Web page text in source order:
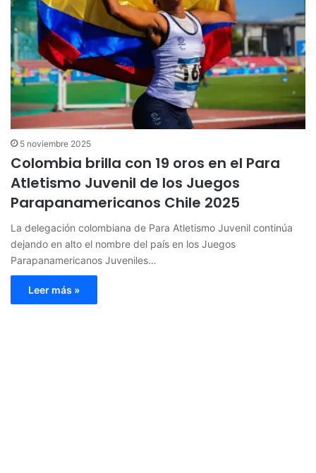
5 noviembre 2025
Colombia brilla con 19 oros en el Para
Atletismo Juvenil de los Juegos
Parapanamericanos Chile 2025
La delegación colombiana de Para Atletismo Juvenil continúa
dejando en alto el nombre del país en los Juegos
Parapanamericanos Juveniles…
Leer más »